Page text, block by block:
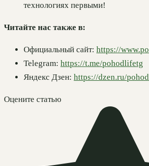
технологиях первыми!
Читайте нас также в:
Официальный сайт: https://
Telegram: https://t.me/pohodlifetg
Яндекс Дзен: https://dzen.ru/
Оцените статью